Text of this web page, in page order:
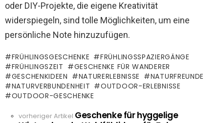
oder DIY-Projekte, die eigene Kreativität
widerspiegeln, sind tolle Möglichkeiten, um eine
persönliche Note hinzuzufügen.
FRÜHLINGSGESCHENKE
FRÜHLINGSSPAZIERGÄNGE
FRÜHLINGSZEIT
GESCHENKE FÜR WANDERER
GESCHENKIDEEN
NATURERLEBNISSE
NATURFREUNDE
NATURVERBUNDENHEIT
OUTDOOR-ERLEBNISSE
OUTDOOR-GESCHENKE
See
vorheriger Artikel Geschenke für hyggelige